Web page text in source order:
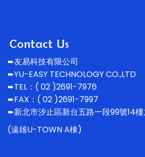
➨友易科技有限公司
➨YU-EASY TECHNOLOGY CO.,LTD
➨TEL：( 02 )2691-7976
➨FAX：( 02 )2691-7997
➨新北市汐止區新台五路一段99號14
(遠雄U-TOWN A棟)